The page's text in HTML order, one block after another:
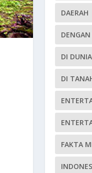
DAERAH
DI DUNIA
DI
FAKTA